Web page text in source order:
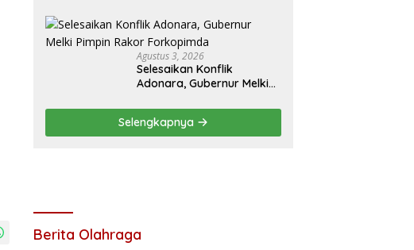
Ekspansi Kalau
Fondasinya Belum Kuat
Agustus 3, 2026
Selesaikan Konflik
Adonara, Gubernur Melki
Selengkapnya
Berita Olahraga